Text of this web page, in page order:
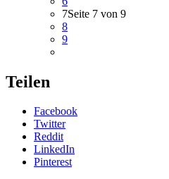
7Seite 7 von 9
8
9
Teilen
Facebook
Twitter
Reddit
LinkedIn
Pinterest